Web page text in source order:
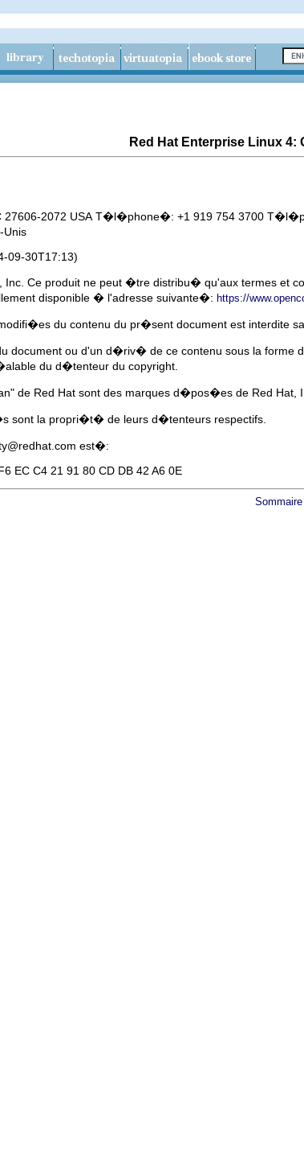
Red Hat Enterprise Linux
27606-2072 USA T�l�phone�: +1 919 754 3700
Unis
09-30T17:13)
Inc. Ce produit ne peut �tre distribu� qu'aux termes et
disponible � l'adresse suivante�: https://
du contenu du pr�sent document est interdite
document ou d'un d�riv� de ce contenu sous la
du d�tenteur du copyright.
de Red Hat sont des marques d�pos�es de Red Hat,
sont la propri�t� de leurs d�tenteurs respectifs.
est�:
EC C4 21 91 80 CD DB 42 A6 0E
Sommaire